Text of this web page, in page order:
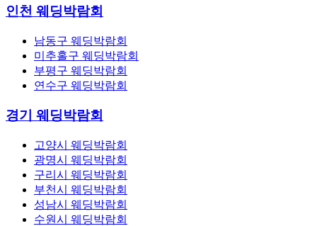
인천 웨딩박람회
남동구 웨딩박람회
미추홀구 웨딩박람회
부평구 웨딩박람회
연수구 웨딩박람회
경기 웨딩박람회
고양시 웨딩박람회
광명시 웨딩박람회
구리시 웨딩박람회
부천시 웨딩박람회
성남시 웨딩박람회
수원시 웨딩박람회